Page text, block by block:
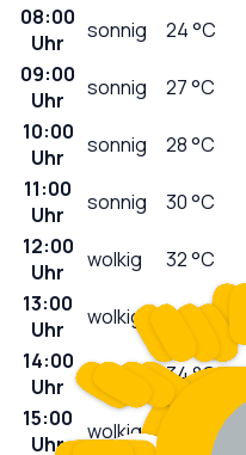
08:00
Uhr
sonnig 24°C
09:00
Uhr
sonnig 27°C
10:00
Uhr
sonnig 28°C
11:00
Uhr
sonnig 30°C
12:00
Uhr
wolkig 32°C
13:00
Uhr
wolkig 33 °C
14:00
Uhr
wolkig 34°C
15:00
Uhr
wolkig